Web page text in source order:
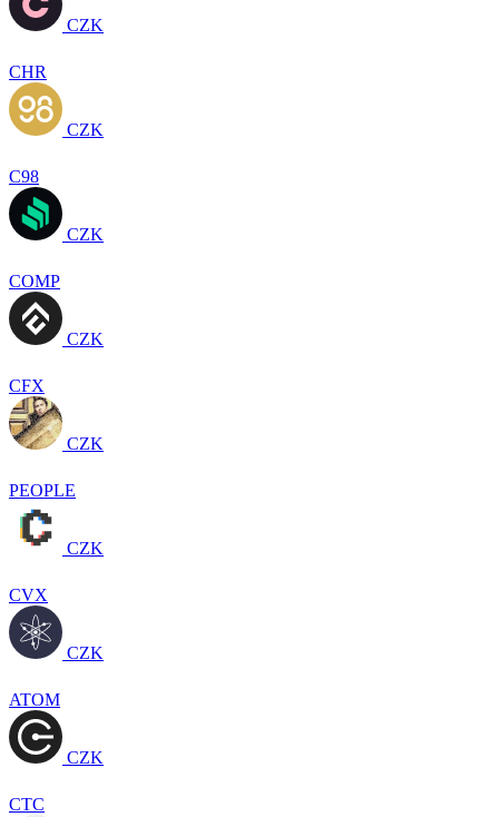
CZK
CHR
CZK
C98
CZK
COMP
CZK
CFX
CZK
PEOPLE
CZK
CVX
CZK
ATOM
CZK
CTC